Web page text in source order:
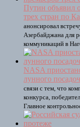
Путин объявил
трех стран по
анонсировал
Азербайджана для
коммуникаций в
NASA
лунного
связи с тем, что
конкурса,
Главное